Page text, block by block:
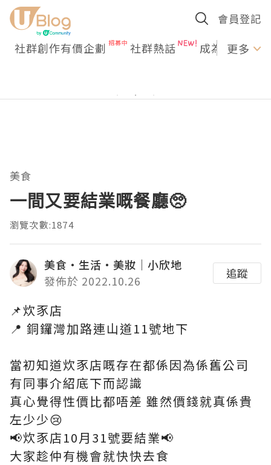
會員登記
社群創作有價企劃 社群熱話 成為U更多
美食
一間又要結業嘅餐廳🥺
瀏覽次數:1874
美食‧生活‧美妝｜小欣地
發佈於 2022.10.26
追蹤
📌炊豕店
📍 銅鑼灣加路連山道11號地下
當初知道炊豕店嘅存在都係因為係舊公司
有同事介紹底下而認識
真心覺得性價比都唔差 雖然價錢就真係貴
左少少😢
📢炊豕店10月31號要結業📢
大家趁仲有機會就快快去食